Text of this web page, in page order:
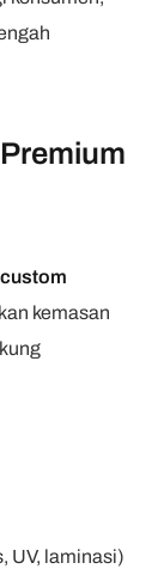
kemasan
UV, laminasi)